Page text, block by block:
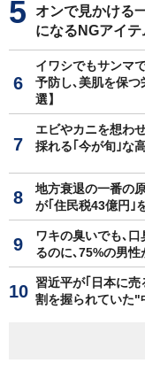
オンで見かける
になるNGアイテ
イワシでもサンマ
予防し､美肌を保
選】
エビやカニを想わ
採れる｢今が旬｣な
地方衰退の一番の
が｢住民税43億円｣
ワキの臭いでも､
るのに､75%の男
習近平が｢日本に
割を握られていた"